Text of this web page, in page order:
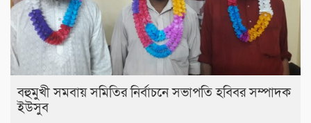
বহুমুখী সমবায় সমিতির নির্বাচনে সভাপতি হবিবর সম্পাদক
ইউসুব